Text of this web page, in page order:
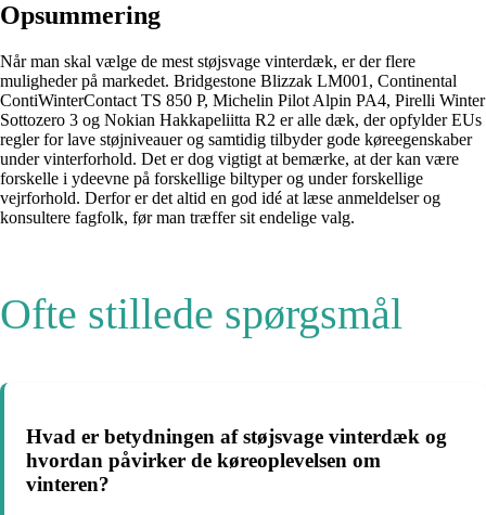
Opsummering
Når man skal vælge de mest støjsvage vinterdæk, er der flere
muligheder på markedet. Bridgestone Blizzak LM001, Continental
ContiWinterContact TS 850 P, Michelin Pilot Alpin PA4, Pirelli Winter
Sottozero 3 og Nokian Hakkapeliitta R2 er alle dæk, der opfylder EUs
regler for lave støjniveauer og samtidig tilbyder gode køreegenskaber
under vinterforhold. Det er dog vigtigt at bemærke, at der kan være
forskelle i ydeevne på forskellige biltyper og under forskellige
vejrforhold. Derfor er det altid en god idé at læse anmeldelser og
konsultere fagfolk, før man træffer sit endelige valg.
Ofte stillede spørgsmål
Hvad er betydningen af støjsvage vinterdæk og
hvordan påvirker de køreoplevelsen om
vinteren?